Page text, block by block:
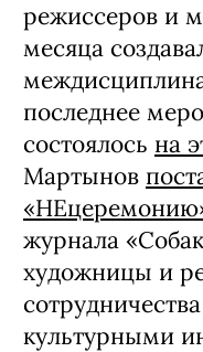
режиссеров и
месяца
последнее
состоялось на
Мартынов
журнала
художницы и
культурными